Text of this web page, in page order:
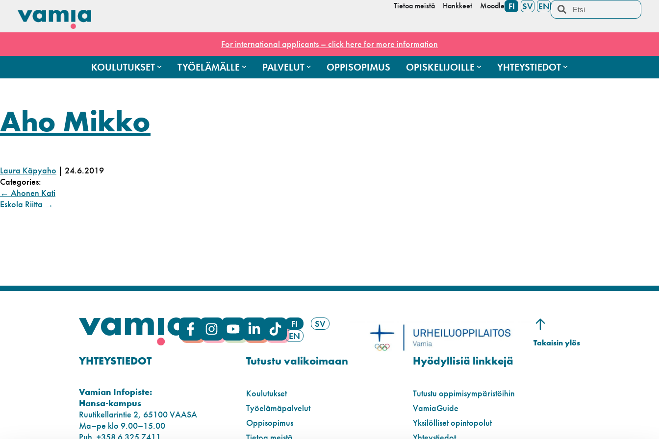
Tietoa meistä Hankkeet Moodle FI SV EN
For international applicants – click here for more information
KOULUTUKSET TYÖELÄMÄLLE PALVELUT OPPISOPIMUS OPISKELIJOILLE YHTEYSTIEDOT
Aho Mikko
Laura Käpyaho | 24.6.2019
Categories:
← Ahonen Kati
Eskola Riitta →
FI
SV
EN
YHTEYSTIEDOT
Vamian Infopiste:
Hansa-kampus
Ruutikellarintie 2, 65100 VAASA
Ma–pe klo 9.00–15.00
Tutustu valikoimaan
Koulutukset
Työelämäpalvelut
Oppisopimus
Hyödyllisiä linkkejä
Tutustu oppimisympäristöihin
VamiaGuide
Yksilölliset opintopolut